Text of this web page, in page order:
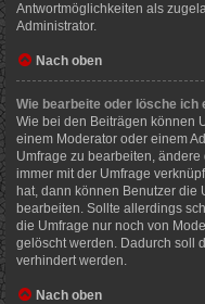
Antwortmöglichkeiten als
Administrator.
Nach oben
Wie bearbeite oder lösche ich
Wie bei den Beiträgen können
einem Moderator oder einem
Umfrage zu bearbeiten,
immer mit der Umfrage
hat, dann können Benutzer die
bearbeiten. Sollte allerdings
die Umfrage nur noch von
gelöscht werden. Dadurch soll
verhindert werden.
Nach oben